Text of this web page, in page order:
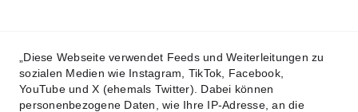
„Diese Webseite verwendet Feeds und Weiterleitungen zu
sozialen Medien wie Instagram, TikTok, Facebook,
YouTube und X (ehemals Twitter). Dabei können
personenbezogene Daten, wie Ihre IP-Adresse, an die